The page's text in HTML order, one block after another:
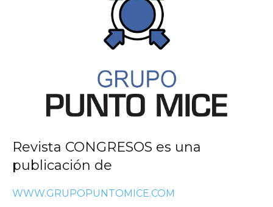
Revista CONGRESOS es una
publicación de
WWW.GRUPOPUNTOMICE.COM